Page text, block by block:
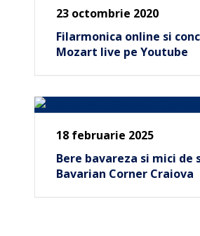
23 octombrie 2020
Filarmonica online si
Mozart live pe Youtube
18 februarie 2025
Bere bavareza si mici de
Bavarian Corner Craiova